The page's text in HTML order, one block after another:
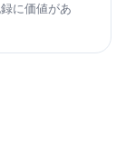
に価値があ